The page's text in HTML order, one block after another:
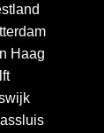
Haag